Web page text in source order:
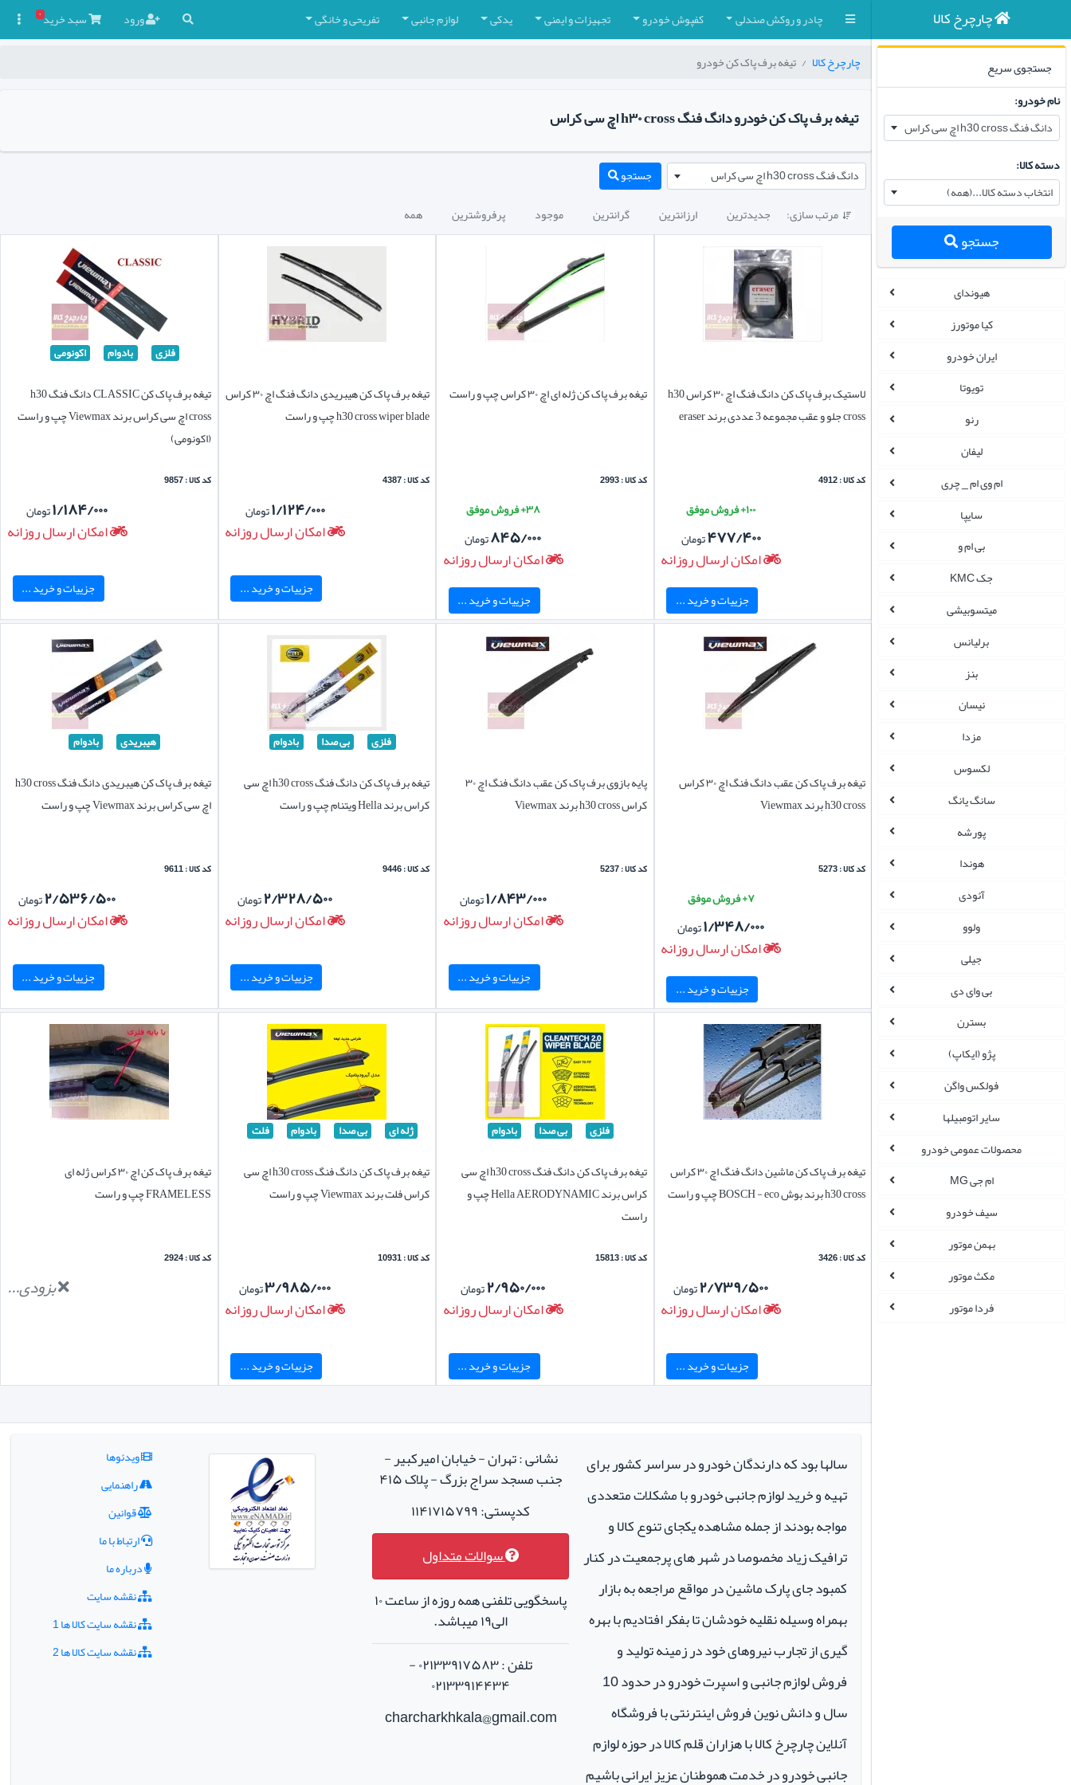
چادر و روکش صندلی کفپوش خودرو تجهیزات و ایمنی یدکی لوازم جانبی تفریحی و خانگی ورود سبدخرید۰ چارچرخ کالا
جستجوی سریع
نام خودرو:
دانگ فنگ h30 cross اچ سی کراس
دسته کالا:
انتخاب دسته کالا...(همه)
جستجو
هیوندای
کیا موتورز
ایران خودرو
تویوتا
رنو
لیفان
ام وی ام _ چری
سایپا
بی ام و
جک KMC
میتسوبیشی
برلیانس
بنز
نیسان
مزدا
لکسوس
سانگ یانگ
پورشه
هوندا
آئودی
ولوو
جیلی
بی وای دی
بسترن
پژو (ایکاپ)
فولکس واگن
سایر اتومبیلها
محصولات عمومی خودرو
ام جی MG
سیف خودرو
بهمن موتور
مکث موتور
فردا موتور
چارچرخ کالا تیغه برف پاک کن خودرو
تیغه برف پاک کن خودرو دانگ فنگ h۳۰ cross اچ سی کراس
دانگ فنگ h30 cross اچ سی کراس جستجو
 مرتب سازی: جدیدترین ارزانترین گرانترین موجود پرفروشترین همه
لاستیک برف پاک کن دانگ فنگ اچ ۳۰ کراس h30
cross جلو و عقب مجموعه 3 عددی برند eraser
کد کالا : 4912
۱۰۰+ فروش موفق
۴۷۷/۴۰۰تومان
امکان ارسال روزانه
جزییات و خرید ...
تیغه برف پاک کن ژله ای اچ ۳۰ کراس چپ و راست
کد کالا : 2993
۳۸+ فروش موفق
۸۴۵/۰۰۰تومان
امکان ارسال روزانه
جزییات و خرید ...
تیغه برف پاک کن هیبریدی دانگ فنگ اچ ۳۰ کراس
h30 cross wiper blade چپ و راست
کد کالا : 4387
۱/۱۲۴/۰۰۰تومان
امکان ارسال روزانه
جزییات و خرید ...
فلزی بادوام اکونومی
تیغه برف پاک کن CLASSIC دانگ فنگ h30
cross اچ سی کراس برند Viewmax چپ و راست
(اکونومی)
کد کالا : 9857
۱/۱۸۴/۰۰۰تومان
امکان ارسال روزانه
جزییات و خرید ...
تیغه برف پاک کن عقب دانگ فنگ اچ ۳۰ کراس
h30 cross برند Viewmax
کد کالا : 5273
۷+ فروش موفق
۱/۳۴۸/۰۰۰تومان
امکان ارسال روزانه
جزییات و خرید ...
پایه بازوی برف پاک کن عقب دانگ فنگ اچ ۳۰
کراس h30 cross برند Viewmax
کد کالا : 5237
۱/۸۴۳/۰۰۰تومان
امکان ارسال روزانه
جزییات و خرید ...
فلزی بی صدا بادوام
تیغه برف پاک کن دانگ فنگ h30 cross اچ سی
کراس برند Hella ویتنام چپ و راست
کد کالا : 9446
۲/۳۲۸/۵۰۰تومان
امکان ارسال روزانه
جزییات و خرید ...
هیبریدی بادوام
تیغه برف پاک کن هیبریدی دانگ فنگ h30 cross
اچ سی کراس برند Viewmax چپ و راست
کد کالا : 9611
۲/۵۳۶/۵۰۰تومان
امکان ارسال روزانه
جزییات و خرید ...
تیغه برف پاک کن ماشین دانگ فنگ اچ ۳۰ کراس
h30 cross برند بوش BOSCH - eco چپ و راست
کد کالا : 3426
۲/۷۳۹/۵۰۰تومان
امکان ارسال روزانه
جزییات و خرید ...
فلزی بی صدا بادوام
تیغه برف پاک کن دانگ فنگ h30 cross اچ سی
کراس برند Hella AERODYNAMIC چپ و
راست
کد کالا : 15813
۲/۹۵۰/۰۰۰تومان
امکان ارسال روزانه
جزییات و خرید ...
ژله ای بی صدا بادوام فلت
تیغه برف پاک کن دانگ فنگ h30 cross اچ سی
کراس فلت برند Viewmax چپ و راست
کد کالا : 10931
۳/۹۸۵/۰۰۰تومان
امکان ارسال روزانه
جزییات و خرید ...
تیغه برف پاک کن اچ ۳۰ کراس ژله ای
FRAMELESS چپ و راست
کد کالا : 2924
بزودی...
سالها بود که دارندگان خودرو در سراسر کشور برای
تهیه و خرید لوازم جانبی خودرو با مشکلات متعددی
مواجه بودند از جمله مشاهده یکجای تنوع کالا و
ترافیک زیاد مخصوصا در شهر های پرجمعیت در کنار
کمبود جای پارک ماشین در مواقع مراجعه به بازار
بهمراه وسیله نقلیه خودشان تا بفکر افتادیم با بهره
گیری از تجارب نیروهای خود در زمینه تولید و
فروش لوازم جانبی و اسپرت خودرو در حدود 10
سال و دانش نوین فروش اینترنتی با فروشگاه
آنلاین چارچرخ کالا با هزاران قلم کالا در حوزه لوازم
جانبی خودرو در خدمت هموطنان عزیز ایرانی باشیم
نشانی : تهران - خیابان امیرکبیر -
جنب مسجد سراج بزرگ - پلاک ۴۱۵
کدپستی: ۱۱۴۱۷۱۵۷۹۹
سوالات متداول
پاسخگویی تلفنی همه روزه از ساعت ۱۰
الی۱۹ میباشد.
تلفن : ۰۲۱۳۳۹۱۷۵۸۳ -
۰۲۱۳۳۹۱۴۴۳۴
charcharkhkala@gmail.com
ویدئوها
راهنمایی
قوانین
ارتباط با ما
درباره ما
نقشه سایت
نقشه سایت کالا ها 1
نقشه سایت کالا ها 2